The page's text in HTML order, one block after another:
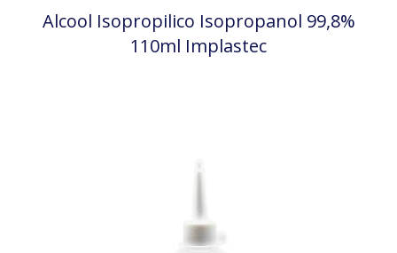
Alcool Isopropilico Isopropanol 99,8%
110ml Implastec